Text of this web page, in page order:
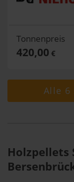
Tonnenpreis
420,00 €
Alle 6
Holzpellets